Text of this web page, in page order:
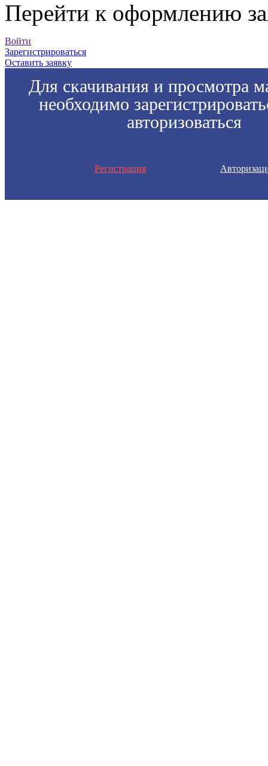
Перейти к оформлению
Войти
Зарегистрироваться
Оставить заявку
Для скачивания и просмотра
необходимо
авторизоваться
Регистрация